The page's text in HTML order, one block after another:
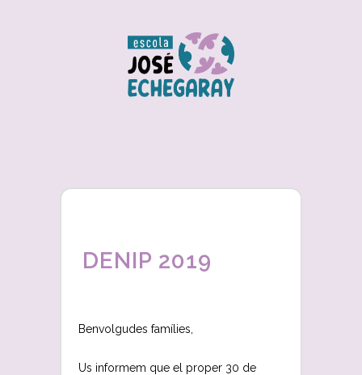
DENIP 2019
Benvolgudes famílies,
Us informem que el proper 30 de